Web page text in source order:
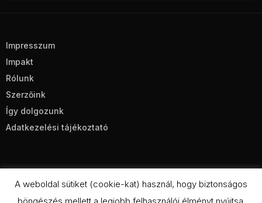
Impresszum
Impakt
Rólunk
Szerzőink
Így dolgozunk
Adatkezelési tájékoztató
A weboldal sütiket (cookie-kat) használ, hogy biztonságos